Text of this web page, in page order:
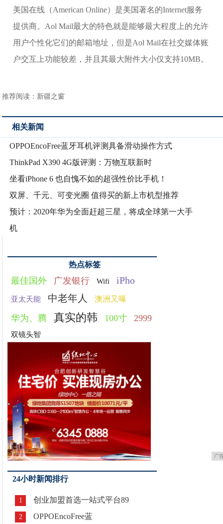
美国在线（American Online）是美国著名的Internet服务
提供商。Aol Mail最大的特色就是能够最大程度上的允许
用户个性化它们的邮箱地址，但是Aol Mail在社交媒体账
户交互上功能较差，并且其最大附件大小仅支持10MB。
推荐阅读： 新疆之窗
相关新闻
OPPOEncoFree蓝牙耳机评测具备滑动操作方式
ThinkPad X390 4G版评测：万物互联新时
坐看iPhone 6 也自愧不如的超强性价比手机！
双屏、千元、可变光圈 值得买的新上市机型推荐
预计：2020年华为全面赶超三星，将成全球第一大手
机
热点标签
最佳国外 广发银行 Wifi iPho
亚太天能 中老年人 澳洲又曝
华为、腾 真实的韩 100寸 2999
双镜头智
广
24小时新闻排行
1 创业加盟首选一站式平台89
2 OPPOEncoFree蓝